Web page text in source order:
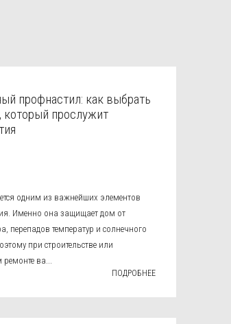
профнастил: как выбрать
который прослужит
одним из важнейших элементов
Именно она защищает дом от
перепадов температур и солнечного
при строительстве или
ва...
ПОДРОБНЕЕ